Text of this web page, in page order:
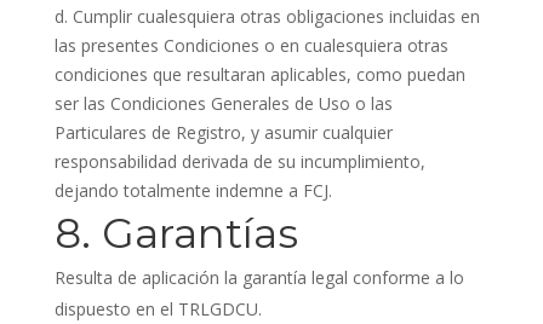
Cumplir cualesquiera otras obligaciones incluidas en
las presentes Condiciones o en cualesquiera otras
condiciones que resultaran aplicables, como puedan
ser las Condiciones Generales de Uso o las
Particulares de Registro, y asumir cualquier
responsabilidad derivada de su incumplimiento,
dejando totalmente indemne a FCJ.
8. Garantías
Resulta de aplicación la garantía legal conforme a lo
dispuesto en el TRLGDCU.